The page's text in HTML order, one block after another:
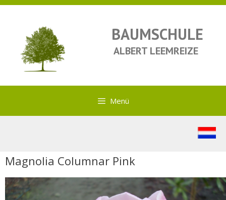
BAUMSCHULE
ALBERT LEEMREIZE
Menü
Magnolia Columnar Pink